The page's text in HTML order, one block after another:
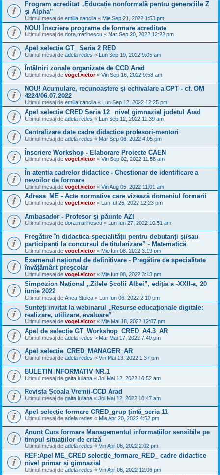
Program acreditat „Educație nonformală pentru generațiile Z
și Alpha”
Ultimul mesaj de emilia dancila « Mie Sep 21, 2022 1:53 pm
NOU! Înscriere programe de formare acreditate
Ultimul mesaj de dora.marinescu « Mar Sep 20, 2022 12:22 pm
Apel selecție GT_ Seria 2 RED
Ultimul mesaj de adela redes « Lun Sep 19, 2022 9:05 am
Întâlniri zonale organizate de CCD Arad
Ultimul mesaj de vogel.victor« Vin Sep 16, 2022 9:58 am
NOU! Acumulare, recunoaştere şi echivalare a CPT - cf. OM
4224/06.07.2022
Ultimul mesaj de emilia dancila « Lun Sep 12, 2022 12:25 pm
Apel selecție CRED Seria 12_ nivel gimnazial județul Arad
Ultimul mesaj de adela redes « Lun Sep 12, 2022 11:39 am
Centralizare date cadre didactice profesori-mentori
Ultimul mesaj de adela redes « Mar Sep 06, 2022 4:05 pm
Înscriere Workshop - Elaborare Proiecte CAEN
Ultimul mesaj de vogel.victor« Vin Sep 02, 2022 11:58 am
În atentia cadrelor didactice - Chestionar de identificare a
nevoilor de formare
Ultimul mesaj de vogel.victor« Vin Aug 05, 2022 11:01 am
Adresa_ME - Acte normative care vizează domeniul formarii
Ultimul mesaj de vogel.victor« Lun Iul 25, 2022 12:23 pm
Ambasador - Profesor și părinte AZI
Ultimul mesaj de dora.marinescu « Lun Iun 27, 2022 10:51 am
Pregătire în didactica specialității pentru debutanți și/sau
participanți la concursul de titularizare” - Matematică
Ultimul mesaj de vogel.victor« Mie Iun 08, 2022 3:19 pm
Examenul național de definitivare - Pregătire de specialitate
învățământ preșcolar
Ultimul mesaj de vogel.victor« Mie Iun 08, 2022 3:13 pm
Simpozion Național „Zilele Școlii Albei”, ediția a -XXII-a, 20
iunie 2022
Ultimul mesaj de Anca Stoica « Lun Iun 06, 2022 2:10 pm
Sunteți invitat la webinarul „Resurse educaționale digitale:
realizare, utilizare, evaluare”
Ultimul mesaj de vogel.victor« Mie Mai 18, 2022 12:07 pm
Apel de selecție GT_Workshop_CRED_A4.3_AR
Ultimul mesaj de adela redes « Mar Mai 17, 2022 7:40 pm
Apel selecție_CRED_MANAGER_AR
Ultimul mesaj de adela redes « Vin Mai 13, 2022 1:37 pm
BULETIN INFORMATIV NR.1
Ultimul mesaj de gaita iuliana « Joi Mai 12, 2022 10:52 am
Revista Școala Vremii-CCD Arad
Ultimul mesaj de gaita iuliana « Joi Mai 12, 2022 10:47 am
Apel selecție formare CRED_grup țintă_seria 11
Ultimul mesaj de adela redes « Mie Apr 20, 2022 4:52 pm
Anunț Curs formare Managementul informațiilor sensibile pe
timpul situațiilor de criză
Ultimul mesaj de adela redes « Vin Apr 08, 2022 2:02 pm
REF:Apel ME_CRED selecție_formare_RED_ cadre didactice
nivel primar și gimnazial
Ultimul mesaj de adela redes « Vin Apr 08, 2022 12:06 pm